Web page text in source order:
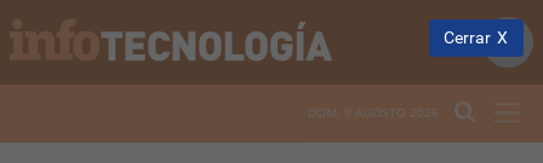
DOM. 9 AGOSTO 2026
Cerrar